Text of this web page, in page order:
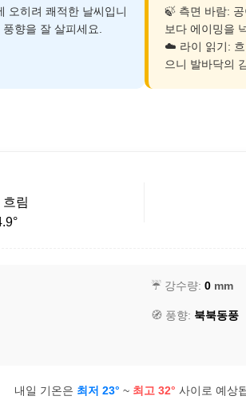
오히려 쾌적한 날씨입니
향을 잘 살피세요.
🍃 측면 바람:
보다 에이밍을
☁️ 라이 읽기: 흐
으니 발바닥의
림
☔ 강수량: 0 mm
🧭 풍향: 북북동풍
내일 기온은 최저 23° ~ 최고 32° 사이로 예상